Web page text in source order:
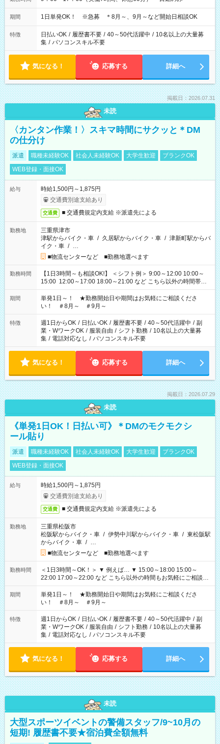
期間 1日単発OK！ ※急募 ＊8月～、9月～など開始日相談OK
特徴 日払いOK / 履歴書不要 / 40～50代活躍中 / 10名以上の大量募
集 / パソコンスキル不要
気になる！ 応募する 詳細へ
掲載日：2026.07.31
未読
〈カンタン作業！〉スキマ時間にサクッと＊DM
の仕分け
派遣 職種未経験OK 社会人未経験OK 大学生歓迎
ブランクOK
WEB登録・面接OK
給与
時給1,500円～1,875円
交通費別途支給あり
交通費 ■ 交通費規定内支給 ※派遣先による
勤務地
三重県津市
津駅からバイク・車 / 久居駅からバイク・車 / 津新町駅からバ
イク・車 / …
■物流センターなど ■勤務地選べます
勤務時間
【1日3時間～も相談OK!】 ＜シフト例＞ 9:00～12:00 10:00～
15:00 12:00～17:00 18:00～21:00 など こちら以外の時間帯も
お気軽にご相談ください！
期間
単発1日～！ ★勤務開始日や期間はお気軽にご相談くださ
い！ ＃8月～ ＃9月～
特徴 週1日からOK / 日払いOK / 履歴書不要 / 40～50代活躍中 / 副
業・WワークOK / 服装自由 / シフト勤務 / 10名以上の大量募
集 / 電話対応なし / パソコンスキル不要
気になる！ 応募する 詳細へ
掲載日：2026.07.29
未読
《単発1日OK！日払い可》＊DMのモクモクシ
ール貼り
派遣 職種未経験OK 社会人未経験OK 大学生歓迎
ブランクOK
WEB登録・面接OK
給与
時給1,500円～1,875円
交通費別途支給あり
交通費 ■ 交通費規定内支給 ※派遣先による
勤務地
三重県松阪市
松阪駅からバイク・車 / 伊勢中川駅からバイク・車 / 東松阪駅
からバイク・車 / …
■物流センターなど ■勤務地選べます
勤務時間
＜1日3時間～OK！＞ ▼ 例えば… ▼ 15:00～18:00 15:00～
22:00 17:00～22:00 など こちら以外の時間もお気軽にご相談く
ださい！
期間
単発1日～！ ★勤務開始日や期間はお気軽にご相談くださ
い！ ＃8月～ ＃9月～
特徴 週1日からOK / 日払いOK / 履歴書不要 / 40～50代活躍中 / 副
業・WワークOK / 服装自由 / シフト勤務 / 10名以上の大量募
集 / 電話対応なし / パソコンスキル不要
気になる！ 応募する 詳細へ
未読
大型スポーツイベントの警備スタッフ/9~10月の
短期! 履歴書不要★宿泊費全額無料